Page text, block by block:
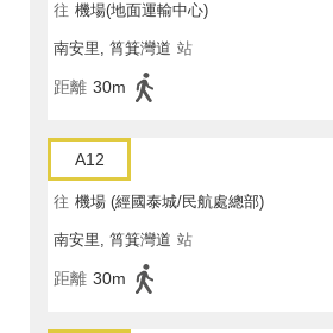
往 機場(地面運輸中心)
南安里, 筲箕灣道 站
距離 30m
A12
往 機場 (經國泰城/民航處總部)
南安里, 筲箕灣道 站
距離 30m